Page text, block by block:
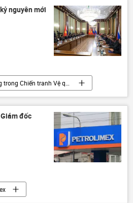
khí đốt
nguyên mới
Kỷ niệm 80 năm Chiến thắng trong Chiến tranh Vệ quốc vĩ đại
Tô Lâm
chuyến thăm
đốc